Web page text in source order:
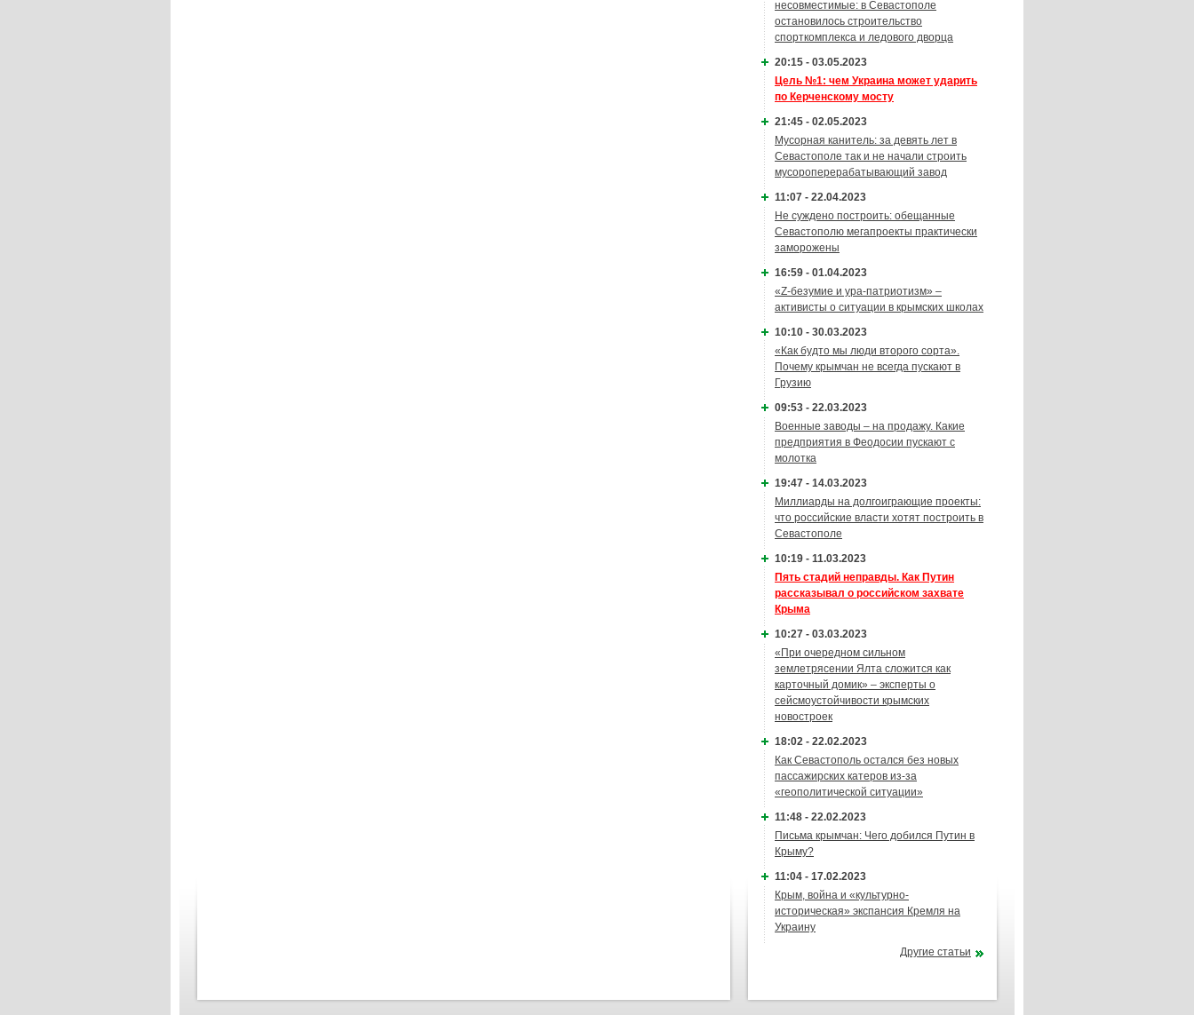
несовместимые: в Севастополе
остановилось строительство
спорткомплекса и ледового дворца
20:15 - 03.05.2023
Цель №1: чем Украина может ударить
по Керченскому мосту
21:45 - 02.05.2023
Мусорная канитель: за девять лет в
Севастополе так и не начали строить
мусороперерабатывающий завод
11:07 - 22.04.2023
Не суждено построить: обещанные
Севастополю мегапроекты практически
заморожены
16:59 - 01.04.2023
«Z-безумие и ура-патриотизм» –
активисты о ситуации в крымских школах
10:10 - 30.03.2023
«Как будто мы люди второго сорта».
Почему крымчан не всегда пускают в
Грузию
09:53 - 22.03.2023
Военные заводы – на продажу. Какие
предприятия в Феодосии пускают с
молотка
19:47 - 14.03.2023
Миллиарды на долгоиграющие проекты:
что российские власти хотят построить в
Севастополе
10:19 - 11.03.2023
Пять стадий неправды. Как Путин
рассказывал о российском захвате
Крыма
10:27 - 03.03.2023
«При очередном сильном
землетрясении Ялта сложится как
карточный домик» – эксперты о
сейсмоустойчивости крымских
новостроек
18:02 - 22.02.2023
Как Севастополь остался без новых
пассажирских катеров из-за
«геополитической ситуации»
11:48 - 22.02.2023
Письма крымчан: Чего добился Путин в
Крыму?
11:04 - 17.02.2023
Крым, война и «культурно-
историческая» экспансия Кремля на
Украину
Другие статьи